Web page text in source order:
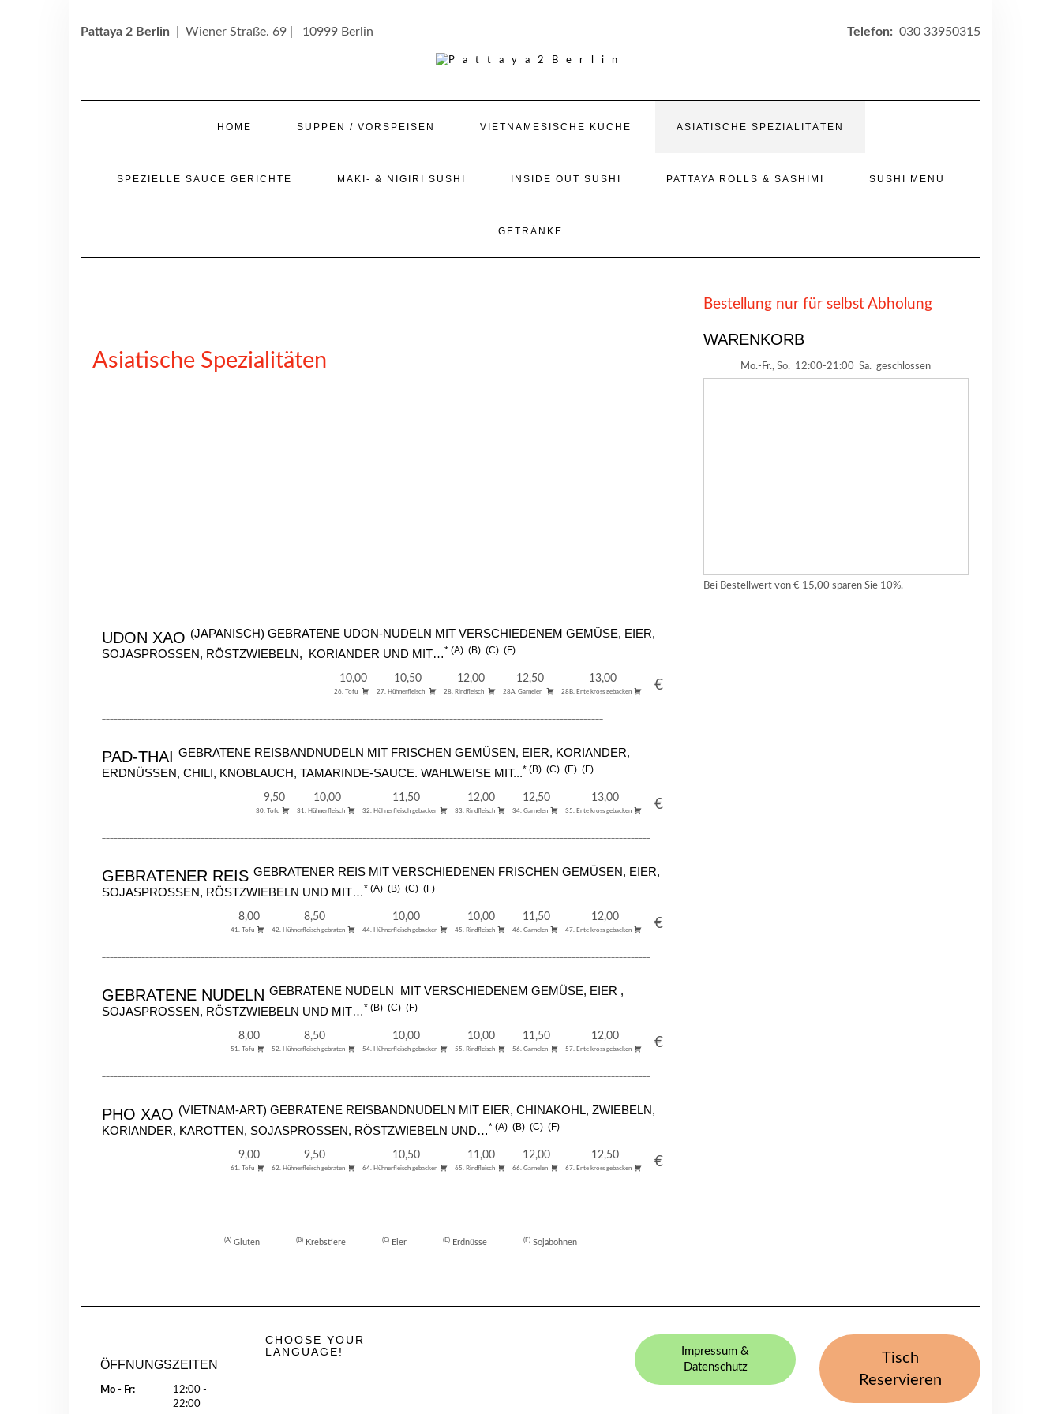
Pattaya 2 Berlin | Wiener Straße. 69 | 10999 Berlin Telefon: 030 33950315
HOME SUPPEN / VORSPEISEN VIETNAMESISCHE KÜCHE ASIATISCHE SPEZIALITÄTEN
SPEZIELLE SAUCE GERICHTE MAKI- & NIGIRI SUSHI INSIDE OUT SUSHI PATTAYA ROLLS & SASHIMI SUSHI MENÜ
GETRÄNKE
Asiatische Spezialitäten
Bestellung nur für selbst Abholung
WARENKORB
Mo.-Fr., So. 12:00-21:00 Sa. geschlossen
Bei Bestellwert von € 15,00 sparen Sie 10%.
UDON XAO (JAPANISCH) GEBRATENE UDON-NUDELN MIT VERSCHIEDENEM GEMÜSE, EIER,
SOJASPROSSEN, RÖSTZWIEBELN, KORIANDER UND MIT…
A B C F
10,00
26. Tofu
10,50
27. Hühnerfleisch
12,00
28. Rindfleisch
12,50
28A. Garnelen
13,00
28B. Ente kross gebacken €
PAD-THAIGEBRATENE REISBANDNUDELN MIT FRISCHEN GEMÜSEN, EIER, KORIANDER,
ERDNÜSSEN, CHILI, KNOBLAUCH, TAMARINDE-SAUCE. WAHLWEISE MIT...
B C E F
9,50
30. Tofu
10,00
31. Hühnerfleisch
11,50
32. Hühnerfleisch gebacken
12,00
33. Rindfleisch
12,50
34. Garnelen
13,00
35. Ente kross gebacken €
GEBRATENER REISGEBRATENER REIS MIT VERSCHIEDENEN FRISCHEN GEMÜSEN, EIER,
SOJASPROSSEN, RÖSTZWIEBELN UND MIT…
A B C F
8,00
41. Tofu
8,50
42. Hühnerfleisch gebraten
10,00
44. Hühnerfleisch gebacken
10,00
45. Rindfleisch
11,50
46. Garnelen
12,00
47. Ente kross gebacken €
GEBRATENE NUDELNGEBRATENE NUDELN MIT VERSCHIEDENEM GEMÜSE, EIER ,
SOJASPROSSEN, RÖSTZWIEBELN UND MIT…
B C F
8,00
51. Tofu
8,50
52. Hühnerfleisch gebraten
10,00
54. Hühnerfleisch gebacken
10,00
55. Rindfleisch
11,50
56. Garnelen
12,00
57. Ente kross gebacken €
PHO XAO (VIETNAM-ART) GEBRATENE REISBANDNUDELN MIT EIER, CHINAKOHL, ZWIEBELN,
KORIANDER, KAROTTEN, SOJASPROSSEN, RÖSTZWIEBELN UND…
A B C F
9,00
61. Tofu
9,50
62. Hühnerfleisch gebraten
10,50
64. Hühnerfleisch gebacken
11,00
65. Rindfleisch
12,00
66. Garnelen
12,50
67. Ente kross gebacken €
A Gluten B Krebstiere C Eier E Erdnüsse F Sojabohnen
ÖFFNUNGSZEITEN
Mo - Fr:
12:00 -
22:00
CHOOSE YOUR
LANGUAGE!
Impressum &
Datenschutz
Tisch
Reservieren